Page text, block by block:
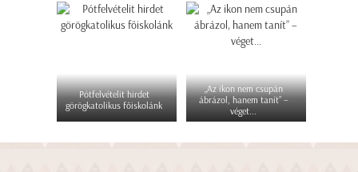
Pótfelvételit hirdet
görögkatolikus főiskolánk
„Az ikon nem csupán
ábrázol, hanem tanít” –
véget...